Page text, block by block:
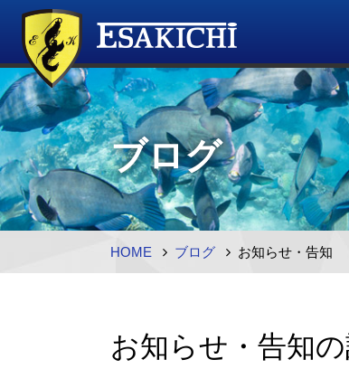
ブログ
HOME ブログ お知らせ・告知
お知らせ・告知